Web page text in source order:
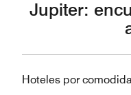
Jupiter:
Hoteles por